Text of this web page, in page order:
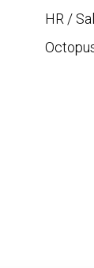
HR /